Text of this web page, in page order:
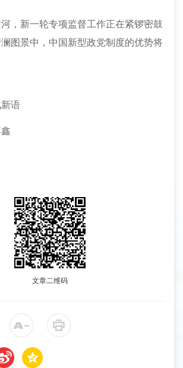
，新一轮专项监督工作正在紧锣密鼓
图景中，中国新型政党制度的优势将
语
文章二维码